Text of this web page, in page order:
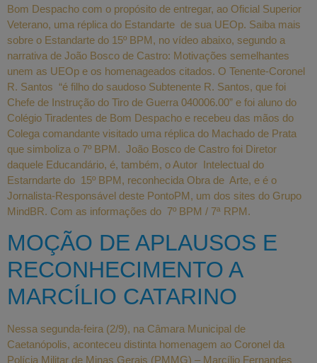
Bom Despacho com o propósito de entregar, ao Oficial Superior
Veterano, uma réplica do Estandarte de sua UEOp. Saiba mais
sobre o Estandarte do 15º BPM, no vídeo abaixo, segundo a
narrativa de João Bosco de Castro: Motivações semelhantes
unem as UEOp e os homenageados citados. O Tenente-Coronel
R. Santos “é filho do saudoso Subtenente R. Santos, que foi
Chefe de Instrução do Tiro de Guerra 040006.00” e foi aluno do
Colégio Tiradentes de Bom Despacho e recebeu das mãos do
Colega comandante visitado uma réplica do Machado de Prata
que simboliza o 7º BPM. João Bosco de Castro foi Diretor
daquele Educandário, é, também, o Autor Intelectual do
Estarndarte do 15º BPM, reconhecida Obra de Arte, e é o
Jornalista-Responsável deste PontoPM, um dos sites do Grupo
MindBR. Com as informações do 7º BPM / 7ª RPM.
MOÇÃO DE APLAUSOS E
RECONHECIMENTO A
MARCÍLIO CATARINO
Nessa segunda-feira (2/9), na Câmara Municipal de
Caetanópolis, aconteceu distinta homenagem ao Coronel da
Polícia Militar de Minas Gerais (PMMG) – Marcílio Fernandes